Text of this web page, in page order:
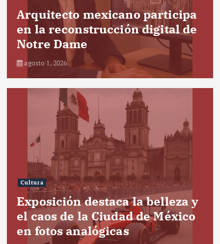
Arquitecto mexicano participa
en la reconstrucción digital de
Notre Dame
agosto 1, 2026
Cultura
Exposición destaca la belleza y
el caos de la Ciudad de México
en fotos analógicas